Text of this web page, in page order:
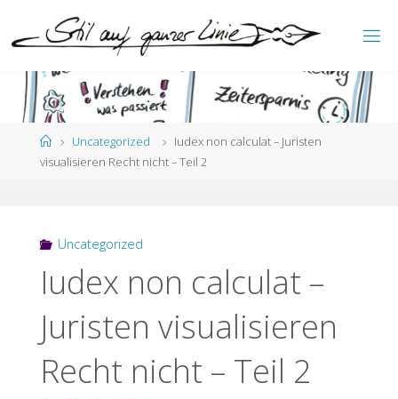
TIL
AUF
StartUncategorized
Iudex non calculat – Juristen
visualisieren Recht nicht – Teil 2
Uncategorized
Iudex non calculat –
Juristen visualisieren
Recht nicht – Teil 2